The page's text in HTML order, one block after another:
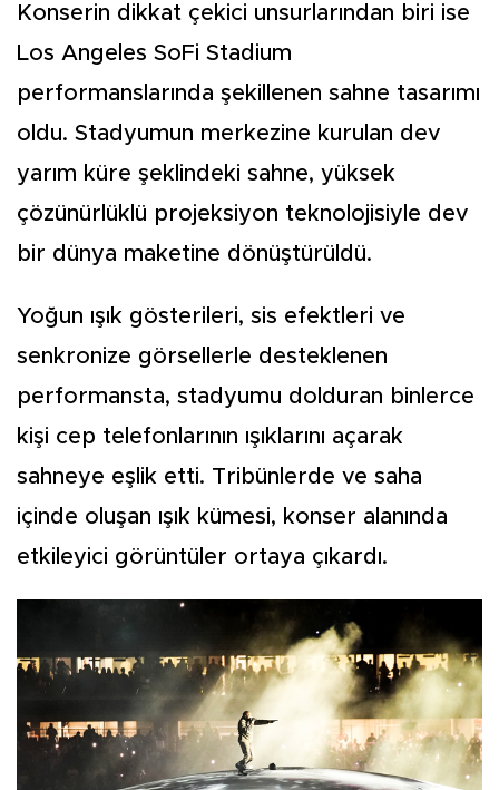
Konserin dikkat çekici unsurlarından biri ise
Los Angeles SoFi Stadium
performanslarında şekillenen sahne tasarımı
oldu. Stadyumun merkezine kurulan dev
yarım küre şeklindeki sahne, yüksek
çözünürlüklü projeksiyon teknolojisiyle dev
bir dünya maketine dönüştürüldü.
Yoğun ışık gösterileri, sis efektleri ve
senkronize görsellerle desteklenen
performansta, stadyumu dolduran binlerce
kişi cep telefonlarının ışıklarını açarak
sahneye eşlik etti. Tribünlerde ve saha
içinde oluşan ışık kümesi, konser alanında
etkileyici görüntüler ortaya çıkardı.